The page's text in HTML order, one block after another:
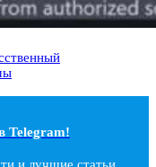
Telegram!